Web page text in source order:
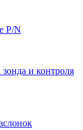
P/N
и контроля